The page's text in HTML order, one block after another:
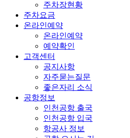
주차장현황
주차요금
온라인예약
온라인예약
예약확인
고객센터
공지사항
자주묻는질문
좋은자리 소식
공항정보
인천공항 출국
인천공항 입국
항공사 정보